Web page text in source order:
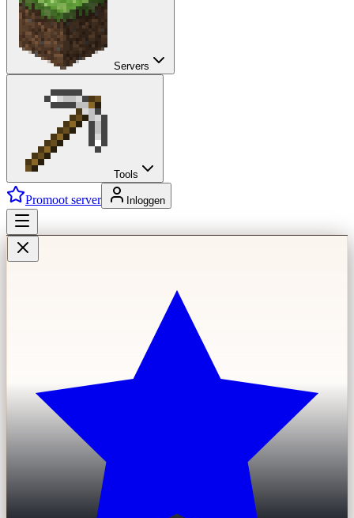
Servers
Tools
Promoot server Inloggen